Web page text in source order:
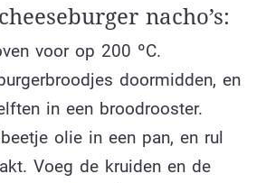
nacho’s:
voor op 200 ºC.
doormidden, en
in een broodrooster.
olie in een pan, en rul
Voeg de kruiden en de